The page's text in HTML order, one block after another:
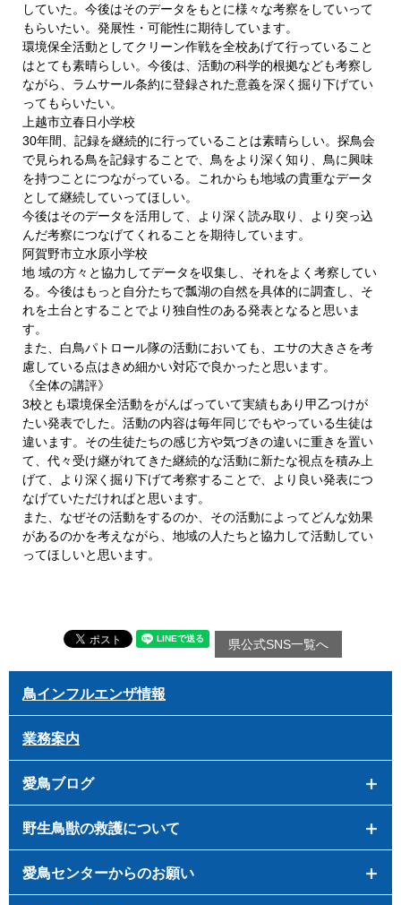
していた。今後はそのデータをもとに様々な考察をしていって
もらいたい。発展性・可能性に期待しています。
環境保全活動としてクリーン作戦を全校あげて行っていること
はとても素晴らしい。今後は、活動の科学的根拠なども考察し
ながら、ラムサール条約に登録された意義を深く掘り下げてい
ってもらいたい。
上越市立春日小学校
30年間、記録を継続的に行っていることは素晴らしい。探鳥会
で見られる鳥を記録することで、鳥をより深く知り、鳥に興味
を持つことにつながっている。これからも地域の貴重なデータ
として継続していってほしい。
今後はそのデータを活用して、より深く読み取り、より突っ込
んだ考察につなげてくれることを期待しています。
阿賀野市立水原小学校
地 域の方々と協力してデータを収集し、それをよく考察してい
る。今後はもっと自分たちで瓢湖の自然を具体的に調査し、そ
れを土台とすることでより独自性のある発表となると思いま
す。
また、白鳥パトロール隊の活動においても、エサの大きさを考
慮している点はきめ細かい対応で良かったと思います。
《全体の講評》
3校とも環境保全活動をがんばっていて実績もあり甲乙つけが
たい発表でした。活動の内容は毎年同じでもやっている生徒は
違います。その生徒たちの感じ方や気づきの違いに重きを置い
て、代々受け継がれてきた継続的な活動に新たな視点を積み上
げて、より深く掘り下げて考察することで、より良い発表につ
なげていただければと思います。
また、なぜその活動をするのか、その活動によってどんな効果
があるのかを考えながら、地域の人たちと協力して活動してい
ってほしいと思います。
県公式SNS一覧へ
鳥インフルエンザ情報
業務案内
愛鳥ブログ
野生鳥獣の救護について
愛鳥センターからのお願い